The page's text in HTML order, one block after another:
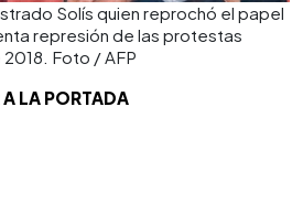
Solís quien reprochó el papel
represión de las protestas
Foto / AFP
A LA PORTADA